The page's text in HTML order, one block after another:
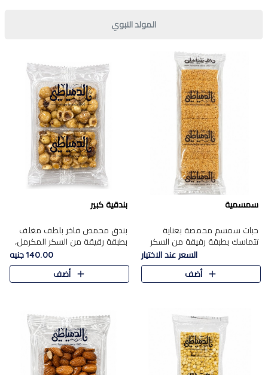
المولد النبوي
سمسمية
حبات سمسم محمصة بعناية
تتماسك بطبقة رقيقة من السكر
المكرمل، لتقدم طعم السمسم
المميز وقرمشتة التي ارتبطت ببهجة
المولد عبر الأجيال.
السعر عند الاختيار
أضف
بندقية كبير
بندق محمص فاخر بلطف مغلف
بطبقة رقيقة من السكر المكرمل،
يجمع بين النكهة الغنية ناتي
والقرمشة الراقية المرضية في
حلوى شرقية أنيقه بطابع مميز.
140.00 جنيه
أضف